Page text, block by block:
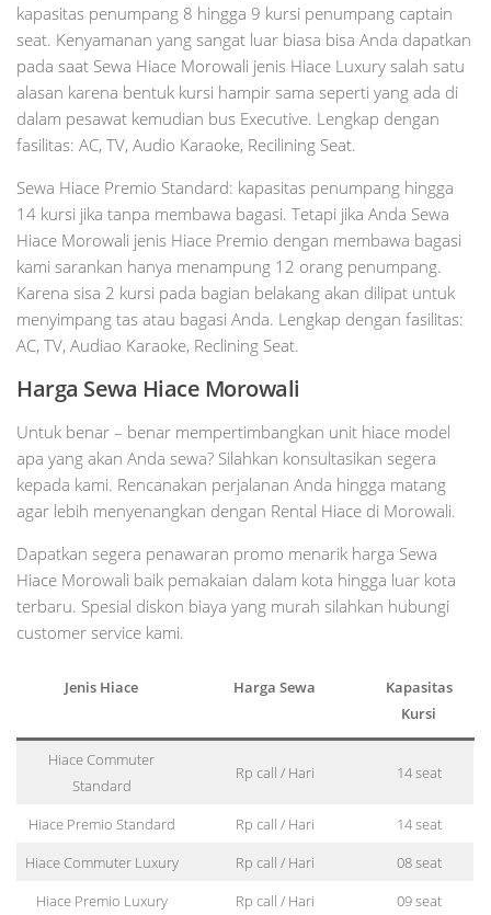
kapasitas penumpang 8 hingga 9 kursi penumpang captain
seat. Kenyamanan yang sangat luar biasa bisa Anda dapatkan
pada saat Sewa Hiace Morowali jenis Hiace Luxury salah satu
alasan karena bentuk kursi hampir sama seperti yang ada di
dalam pesawat kemudian bus Executive. Lengkap dengan
fasilitas: AC, TV, Audio Karaoke, Recilining Seat.
Sewa Hiace Premio Standard: kapasitas penumpang hingga
14 kursi jika tanpa membawa bagasi. Tetapi jika Anda Sewa
Hiace Morowali jenis Hiace Premio dengan membawa bagasi
kami sarankan hanya menampung 12 orang penumpang.
Karena sisa 2 kursi pada bagian belakang akan dilipat untuk
menyimpang tas atau bagasi Anda. Lengkap dengan fasilitas:
AC, TV, Audiao Karaoke, Reclining Seat.
Harga Sewa Hiace Morowali
Untuk benar – benar mempertimbangkan unit hiace model
apa yang akan Anda sewa? Silahkan konsultasikan segera
kepada kami. Rencanakan perjalanan Anda hingga matang
agar lebih menyenangkan dengan Rental Hiace di Morowali.
Dapatkan segera penawaran promo menarik harga Sewa
Hiace Morowali baik pemakaian dalam kota hingga luar kota
terbaru. Spesial diskon biaya yang murah silahkan hubungi
customer service kami.
Jenis Hiace Harga Sewa
Kapasitas
Kursi
Hiace Commuter
Standard
Rp call / Hari 14 seat
Hiace Premio Standard Rp call / Hari
14 seat
Hiace Commuter Luxury
Rp call / Hari
08 seat
Hiace Premio Luxury
Rp call / Hari
09 seat